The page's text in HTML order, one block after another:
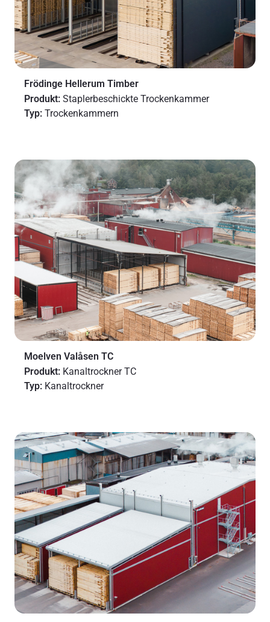
Frödinge Hellerum Timber
Produkt: Staplerbeschickte Trockenkammer
Typ: Trockenkammern
Moelven Valåsen TC
Produkt: Kanaltrockner TC
Typ: Kanaltrockner